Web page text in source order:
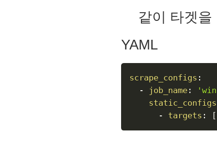
같이 타겟
YAML
scrape_configs :
-
job_name :
static_configs
-
targets : [